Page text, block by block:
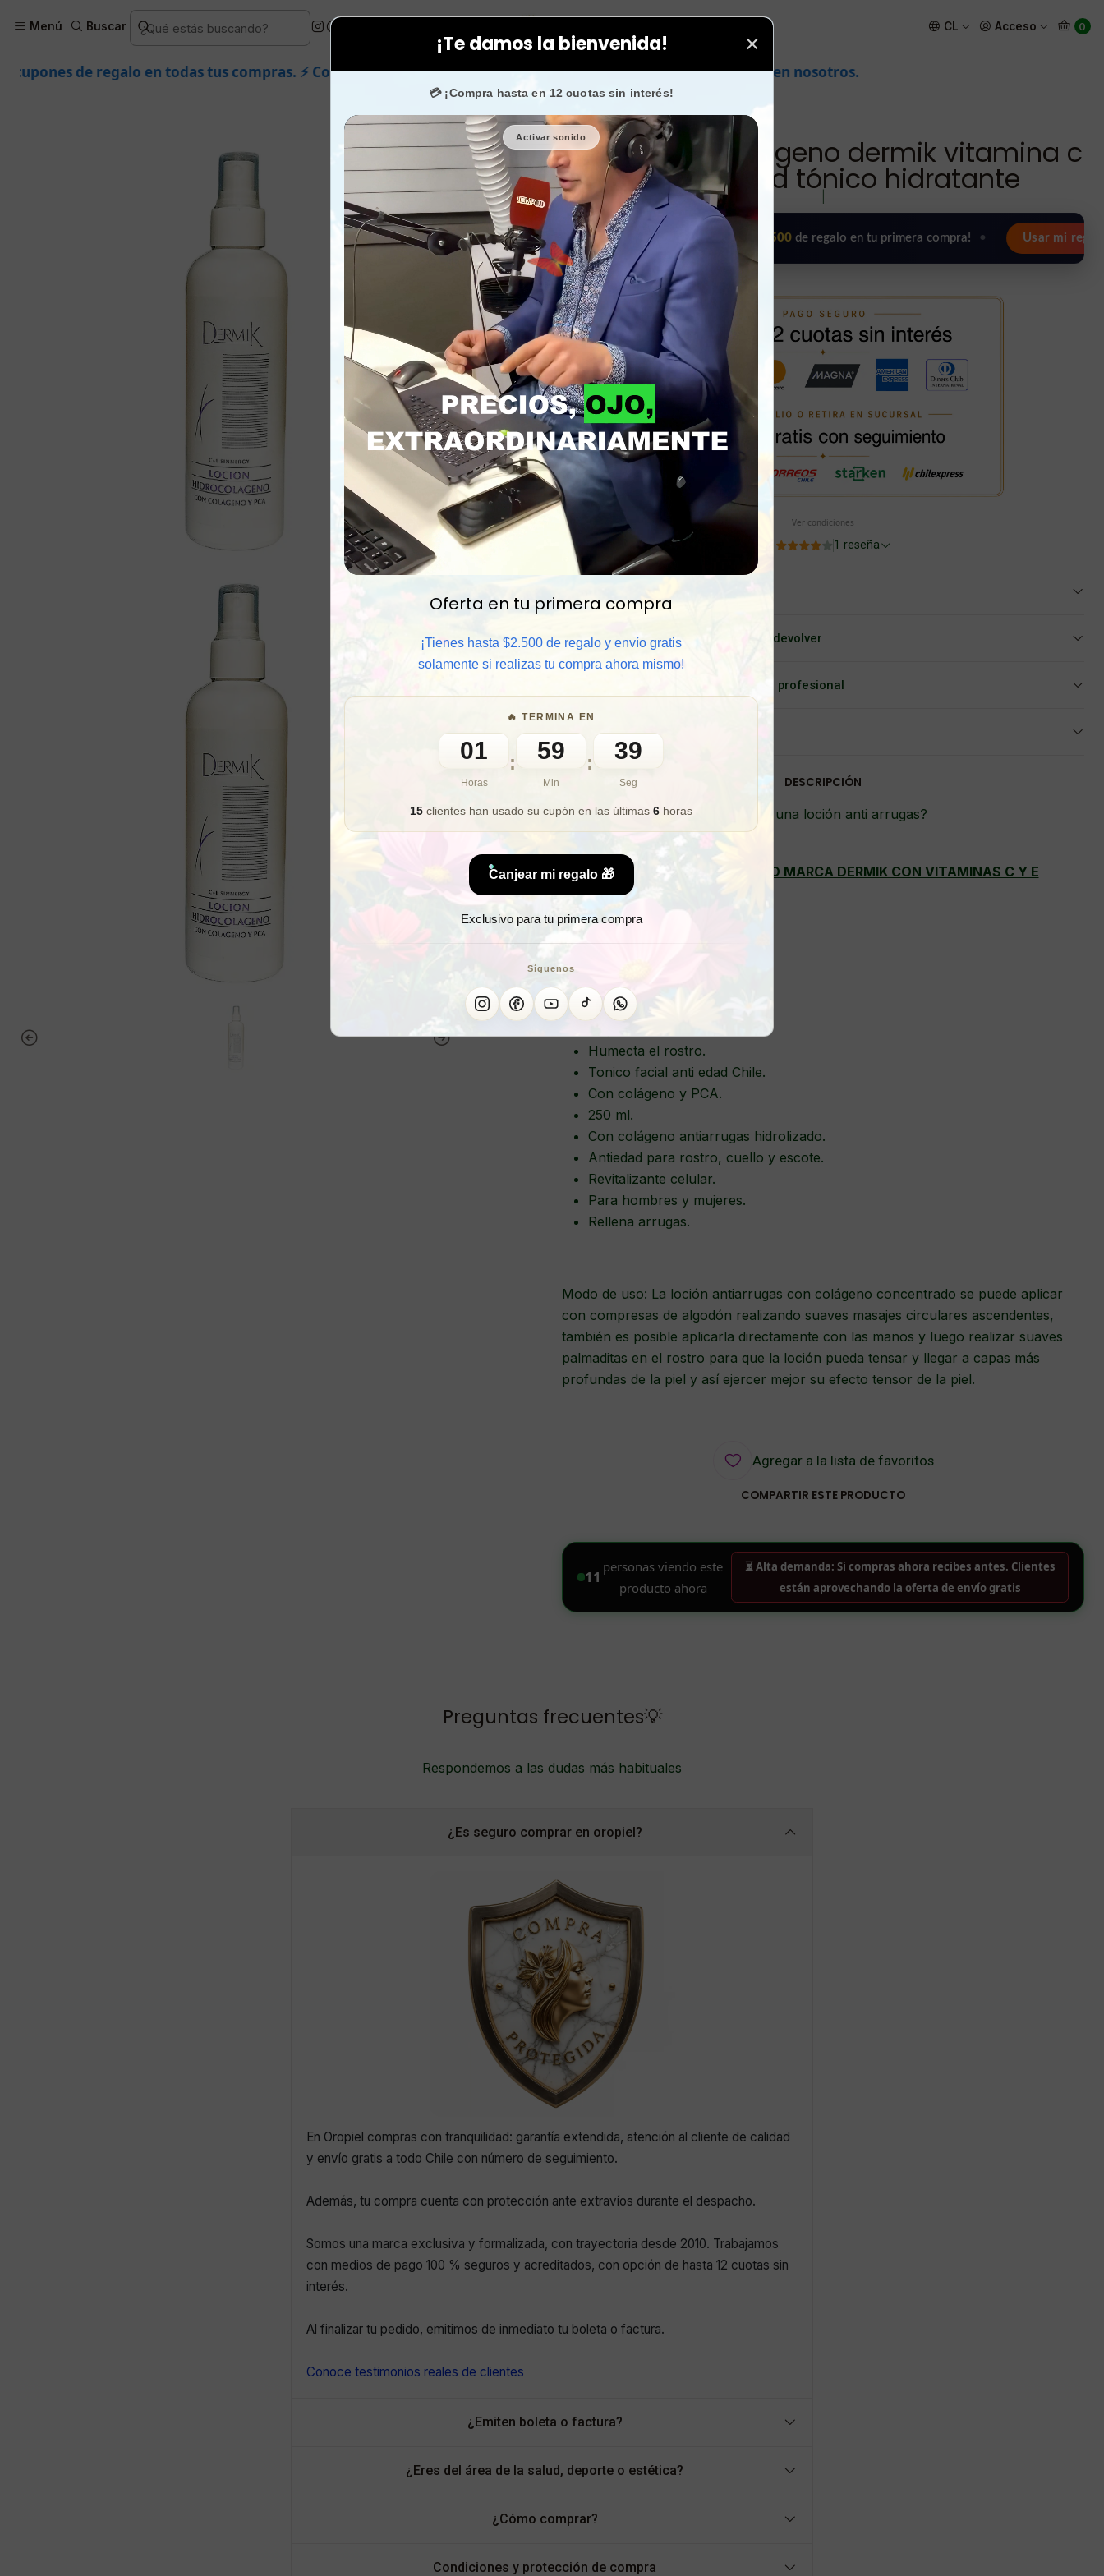
¡Te damos la bienvenida! ×
💳 ¡Compra hasta en 12 cuotas sin interés!
Activar sonido
Oferta en tu primera compra
¡Tienes hasta $2.500 de regalo y envío gratis
solamente si realizas tu compra ahora mismo!
🔥 TERMINA EN
01
Horas
: 59
Min
:
37
Seg
15 clientes han usado su cupón en las últimas 6 horas
Canjear mi regalo 🎁
Exclusivo para tu primera compra
Síguenos
Menú Buscar CL Acceso 0
Marcas Dermik Facial Lociones Loción hidrocolageno dermik vitamina c y e antiedad tónico hidratante
todas tus compras. ⚡ Compra rápido y aprovecha. 💙 +50.000 fans enInstagramconfían en nosotros.
Loción hidrocolageno dermik vitamina c
y e antiedad tónico hidratante
🎉 Bienvenid@ 🔥 ¡Hasta$2.500 de regalo en tu primera compra! • Usar mi regalo ahora
Ver condiciones
1 reseña
⏰ Garantía 8 meses para cambiar o devolver
🧑‍💼 Atención al cliente y/o Asesoría profesional
🎁 Lo quiero para regalo
DESCRIPCIÓN
¿Buscas una loción anti arrugas?
LOCIÓN HIDROCOLAGENO MARCA DERMIK CON VITAMINAS C Y E
La mejor loción hidratante.
Mejora el aspecto de la piel.
Efecto tensor.
Humecta el rostro.
Tonico facial anti edad Chile.
Con colágeno y PCA.
250 ml.
Con colágeno antiarrugas hidrolizado.
Antiedad para rostro, cuello y escote.
Revitalizante celular.
Para hombres y mujeres.
Rellena arrugas.
Modo de uso: La loción antiarrugas con colágeno concentrado se puede aplicar
con compresas de algodón realizando suaves masajes circulares ascendentes,
también es posible aplicarla directamente con las manos y luego realizar suaves
palmaditas en el rostro para que la loción pueda tensar y llegar a capas más
profundas de la piel y así ejercer mejor su efecto tensor de la piel.
Agregar a la lista de favoritos
COMPARTIR ESTE PRODUCTO
Preguntas frecuentes💡
Respondemos a las dudas más habituales
¿Es seguro comprar en oropiel?
En Oropiel compras con tranquilidad: garantía extendida, atención al cliente de calidad
y envío gratis a todo Chile con número de seguimiento.
Además, tu compra cuenta con protección ante extravíos durante el despacho.
Somos una marca exclusiva y formalizada, con trayectoria desde 2010. Trabajamos
con medios de pago 100 % seguros y acreditados, con opción de hasta 12 cuotas sin
interés.
Al finalizar tu pedido, emitimos de inmediato tu boleta o factura.
Conoce testimonios reales de clientes
¿Emiten boleta o factura?
¿Eres del área de la salud, deporte o estética?
¿Cómo comprar?
Condiciones y protección de compra